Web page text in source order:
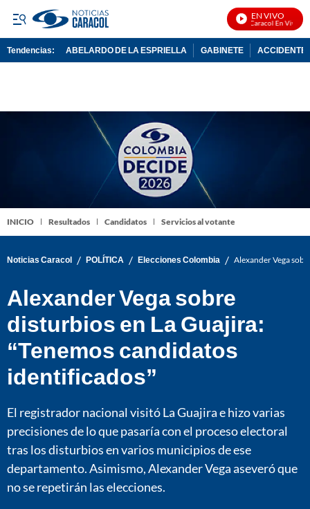
EN VIVO
Noticias Caracol En Vivo
Tendencias: ABELARDO DE LA ESPRIELLA GABINETE ACCIDENTE
INICIO Resultados Candidatos Servicios al votante
Noticias Caracol / POLÍTICA / Elecciones Colombia / Alexander Vega
Alexander Vega sobre
disturbios en La Guajira:
“Tenemos candidatos
identificados”
El registrador nacional visitó La Guajira e hizo varias
precisiones de lo que pasaría con el proceso electoral
tras los disturbios en varios municipios de ese
departamento. Asimismo, Alexander Vega aseveró que
no se repetirán las elecciones.